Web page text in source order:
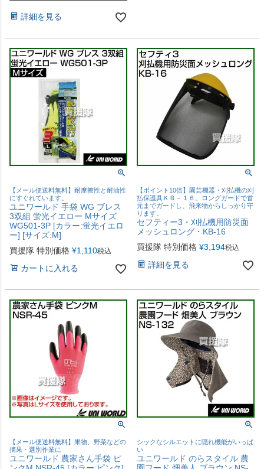
詳細を見る
【メール便送料無料】耐摩擦性と耐油性
にすぐれています。
ユニワールド 手袋 WG ブレス
3双組 蛍光イエロー Mサイズ
WG501-3P [カラー:蛍光イエロ
ー] [サイズ:M]
買援隊 特別価格 ¥1,110税込
カートに入れる
【ポイント10倍】園芸機器・刈払機の刈
払保護具ＫＢ－１６。ロングガードで首
元までガードし、飛来物からしっかり守
ります。
セフティー3・刈払機用防災面
メッシュロング・KB-16
買援隊 特別価格 ¥3,194税込
詳細を見る
【メール便送料無料】果物、野菜などの
摘果・選別作業に
ユニワールド 農家さん手袋 ピ
シックなシルエットに隠れ機能がいっぱ
い
ユニワールド のらスタイル 農